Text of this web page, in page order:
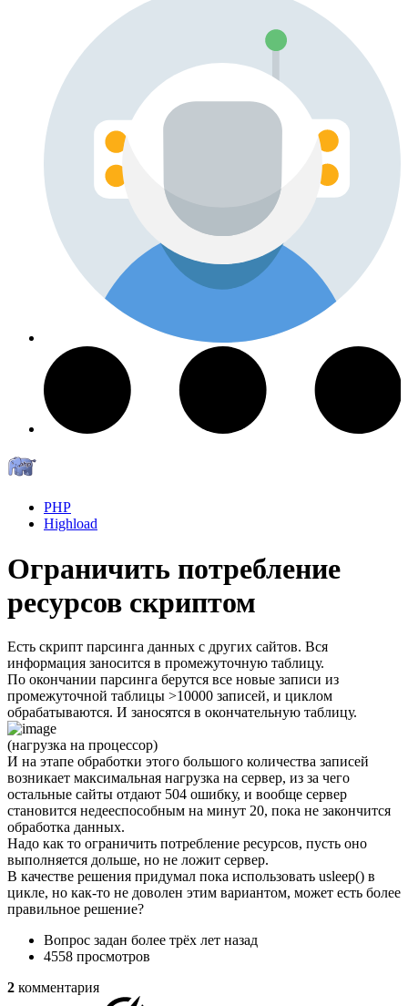
PHP
Highload
Ограничить потребление
ресурсов скриптом
Есть скрипт парсинга данных с других сайтов. Вся
информация заносится в промежуточную таблицу.
По окончании парсинга берутся все новые записи из
промежуточной таблицы >10000 записей, и циклом
обрабатываются. И заносятся в окончательную таблицу.
(нагрузка на процессор)
И на этапе обработки этого большого количества записей
возникает максимальная нагрузка на сервер, из за чего
остальные сайты отдают 504 ошибку, и вообще сервер
становится недееспособным на минут 20, пока не закончится
обработка данных.
Надо как то ограничить потребление ресурсов, пусть оно
выполняется дольше, но не ложит сервер.
В качестве решения придумал пока использовать usleep() в
цикле, но как-то не доволен этим вариантом, может есть более
правильное решение?
Вопрос задан более трёх лет назад
4558 просмотров
2 комментария